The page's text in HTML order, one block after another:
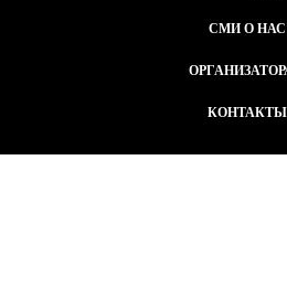
СМИ О НАС
КОНТАКТЫ